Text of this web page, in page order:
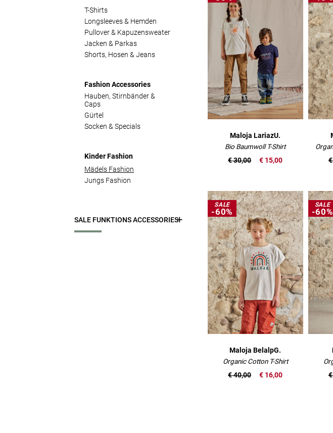
Maloja LariazU.
Bio Baumwoll T-Shirt
€ 15,00
€ 30,00
SALE
-60%
Maloja BelalpG.
Organic Cotton T-Shirt
€ 16,00
€ 40,00
SALE
-60%
Kinder Funktion
Mädels
Jungs
Kinder Funktion
Mädels Funktion
Jungs Funktion
T-Shirts
Longsleeves & Hemden
Pullover & Kapuzensweater
Jacken & Parkas
Shorts, Hosen & Jeans
Fashion Accessories
Hauben, Stirnbänder &
Caps
Gürtel
Socken & Specials
Kinder Fashion
Mädels Fashion
Jungs Fashion
SALE FUNKTIONS ACCESSORIES